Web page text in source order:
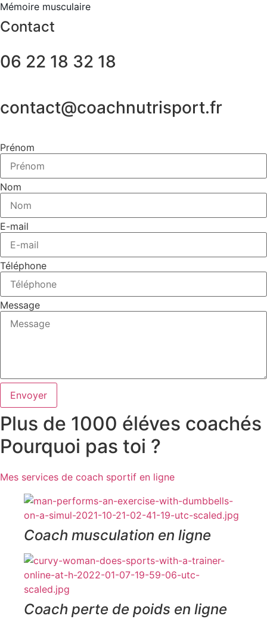
Mémoire musculaire
Contact
06 22 18 32 18
contact@coachnutrisport.fr
Prénom
Nom
E-mail
Téléphone
Message
Envoyer
Plus de 1000 éléves coachés
Pourquoi pas toi ?
Mes services de coach sportif en ligne
Coach musculation en ligne
Coach perte de poids en ligne